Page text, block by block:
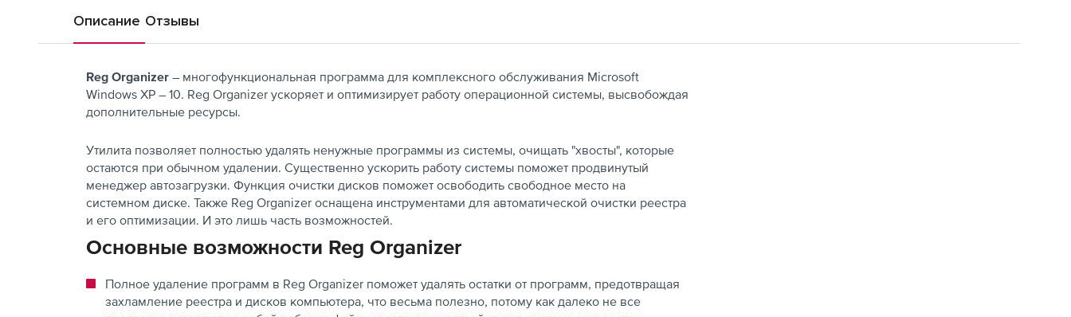
Описание Отзывы
Reg Organizer – многофункциональная программа для комплексного обслуживания Microsoft
Windows XP – 10. Reg Organizer ускоряет и оптимизирует работу операционной системы, высвобождая
дополнительные ресурсы.
Утилита позволяет полностью удалять ненужные программы из системы, очищать "хвосты", которые
остаются при обычном удалении. Существенно ускорить работу системы поможет продвинутый
менеджер автозагрузки. Функция очистки дисков поможет освободить свободное место на
системном диске. Также Reg Organizer оснащена инструментами для автоматической очистки реестра
и его оптимизации. И это лишь часть возможностей.
Основные возможности Reg Organizer
Полное удаление программ в Reg Organizer поможет удалять остатки от программ, предотвращая
захламление реестра и дисков компьютера, что весьма полезно, потому как далеко не все